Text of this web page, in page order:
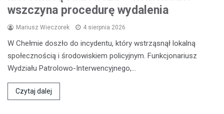
wszczyna procedurę wydalenia
Mariusz Wieczorek 4 sierpnia 2026
W Chełmie doszło do incydentu, który wstrząsnął lokalną
społecznością i środowiskiem policyjnym. Funkcjonariusz
Wydziału Patrolowo-Interwencyjnego,…
Czytaj dalej